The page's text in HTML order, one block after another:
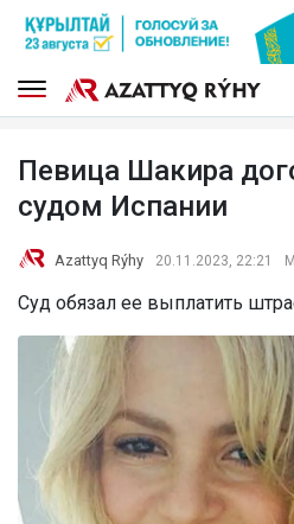
Певица Шакира
судом Испании
Azattyq Rýhy 20.11.2023, 22:21
Суд обязал ее выплатить